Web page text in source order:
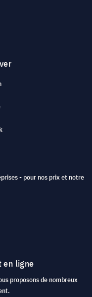
- pour nos prix et notre
en ligne
proposons de nombreux